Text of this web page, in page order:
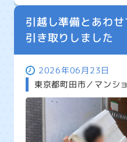
引越し準備とあわ
引き取りしました
2026年06月23日
東京都町田市／マンシ